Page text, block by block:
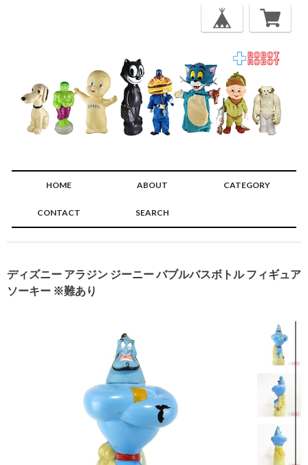
HOME ABOUT CATEGORY
CONTACT SEARCH
ディズニー アラジン ジーニー バブルバスボトル フィギュア
ソーキー ※難あり